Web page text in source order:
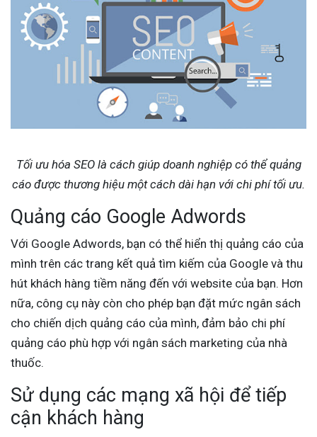
Tối ưu hóa SEO là cách giúp doanh nghiệp có thể quảng
cáo được thương hiệu một cách dài hạn với chi phí tối ưu.
Quảng cáo Google Adwords
Với Google Adwords, bạn có thể hiển thị quảng cáo của
mình trên các trang kết quả tìm kiếm của Google và thu
hút khách hàng tiềm năng đến với website của bạn. Hơn
nữa, công cụ này còn cho phép bạn đặt mức ngân sách
cho chiến dịch quảng cáo của mình, đảm bảo chi phí
quảng cáo phù hợp với ngân sách marketing của nhà
thuốc.
Sử dụng các mạng xã hội để tiếp
cận khách hàng